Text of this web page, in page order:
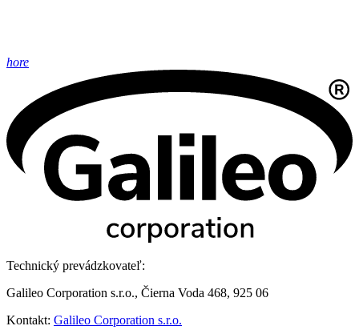
hore
Technický prevádzkovateľ:
Galileo Corporation s.r.o., Čierna Voda 468, 925 06
Kontakt: Galileo Corporation s.r.o.